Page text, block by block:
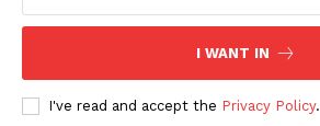
I WANT IN
I've read and accept the Privacy Policy.